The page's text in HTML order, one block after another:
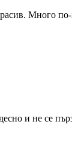
Много
и не се